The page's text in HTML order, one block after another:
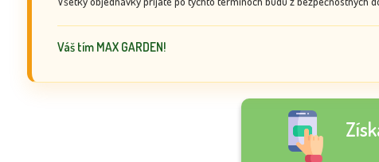
Váš tím MAX GARDEN!